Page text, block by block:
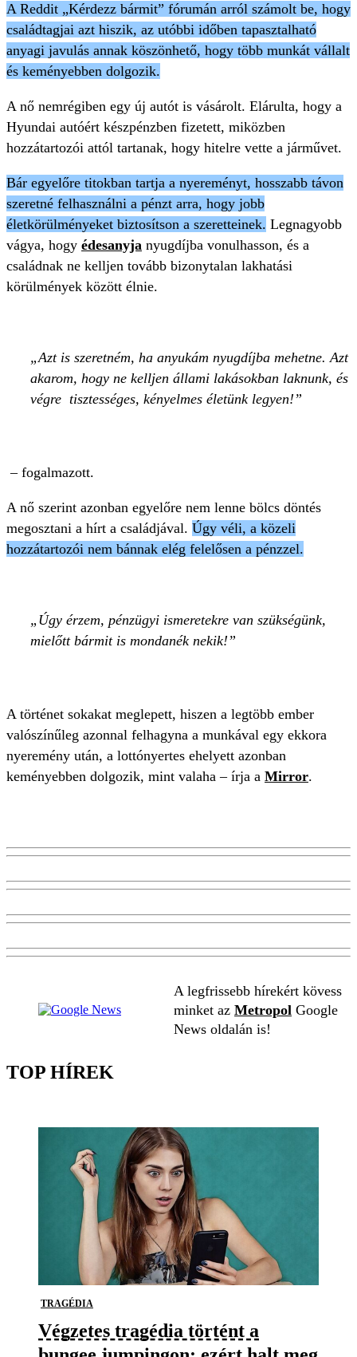
A Reddit „Kérdezz bármit” fórumán arról számolt be, hogy
családtagjai azt hiszik, az utóbbi időben tapasztalható
anyagi javulás annak köszönhető, hogy több munkát vállalt
és keményebben dolgozik.
A nő nemrégiben egy új autót is vásárolt. Elárulta, hogy a
Hyundai autóért készpénzben fizetett, miközben
hozzátartozói attól tartanak, hogy hitelre vette a járművet.
Bár egyelőre titokban tartja a nyereményt, hosszabb távon
szeretné felhasználni a pénzt arra, hogy jobb
életkörülményeket biztosítson a szeretteinek. Legnagyobb
vágya, hogy édesanyja nyugdíjba vonulhasson, és a
családnak ne kelljen tovább bizonytalan lakhatási
körülmények között élnie.
Azt is szeretném, ha anyukám nyugdíjba mehetne. Azt
akarom, hogy ne kelljen állami lakásokban laknunk, és
végre tisztességes, kényelmes életünk legyen!
– fogalmazott.
A nő szerint azonban egyelőre nem lenne bölcs döntés
megosztani a hírt a családjával. Úgy véli, a közeli
hozzátartozói nem bánnak elég felelősen a pénzzel.
Úgy érzem, pénzügyi ismeretekre van szükségünk,
mielőtt bármit is mondanék nekik!
A történet sokakat meglepett, hiszen a legtöbb ember
valószínűleg azonnal felhagyna a munkával egy ekkora
nyeremény után, a lottónyertes ehelyett azonban
keményebben dolgozik, mint valaha – írja a Mirror.
A legfrissebb hírekért kövess
minket az Metropol Google
News oldalán is!
TOP HÍREK
TRAGÉDIA
Végzetes tragédia történt a